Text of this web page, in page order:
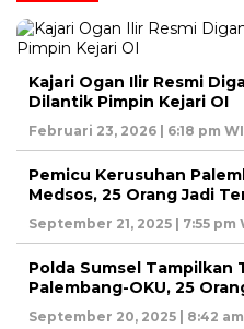
Kajari Ogan Ilir Resmi
Dilantik Pimpin Kejari OI
Februari 23, 2026 | 6:18 pm
Pemicu Kerusuhan
Medsos, 25 Orang Jadi
September 21, 2025 | 7:55 pm
Polda Sumsel Tampilkan
Palembang-OKU, 25
September 20, 2025 | 8:42